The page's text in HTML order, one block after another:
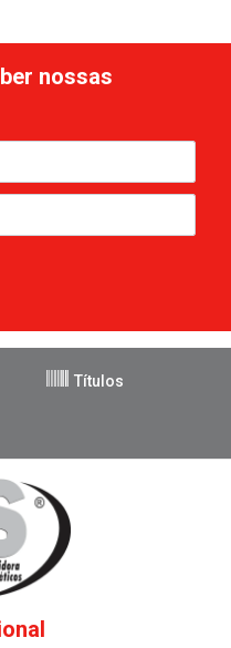
nossas
Títulos